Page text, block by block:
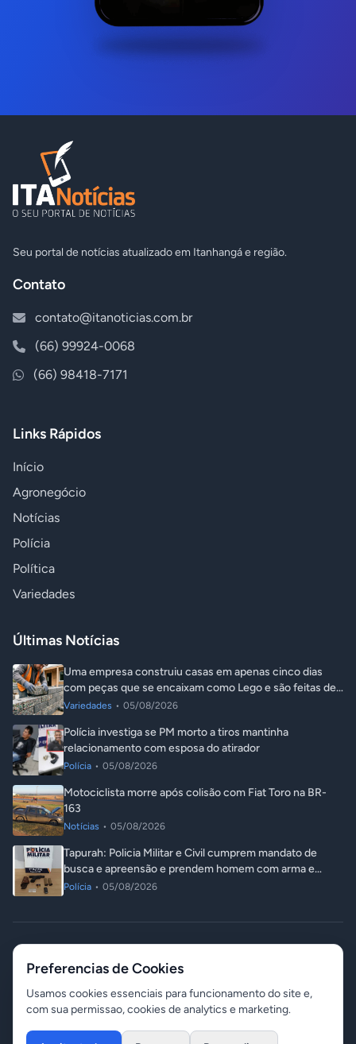
Seu portal de notícias atualizado em Itanhangá e região.
Contato
contato@itanoticias.com.br
(66) 99924-0068
(66) 98418-7171
Links Rápidos
Início
Agronegócio
Notícias
Polícia
Política
Variedades
Últimas Notícias
Uma empresa construiu casas em apenas cinco dias
com peças que se encaixam como Lego e são feitas de
plástico reciclado
Variedades • 05/08/2026
Polícia investiga se PM morto a tiros mantinha
relacionamento com esposa do atirador
Polícia • 05/08/2026
Motociclista morre após colisão com Fiat Toro na BR-
163
Notícias • 05/08/2026
Tapurah: Policia Militar e Civil cumprem mandato de
busca e apreensão e prendem homem com arma e
droga
Polícia • 05/08/2026
© 2026 ITA Notícias. Todos os direitos reservados.
Responsável: Angelo Luis Destri06 de agosto de 2026 - 01:42
ContatoGerenciar Cookies
Preferencias de Cookies
Usamos cookies essenciais para funcionamento do site e,
com sua permissao, cookies de analytics e marketing.